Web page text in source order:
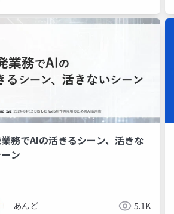
務でAIの活きるシーン、活きな
ン
あんど 5.1K